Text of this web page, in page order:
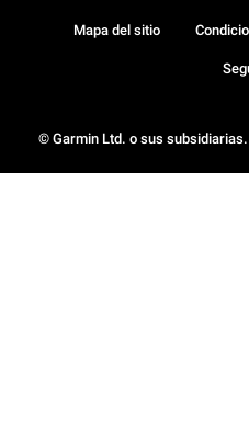
© Garmin Ltd. o sus
Mapa del sitio